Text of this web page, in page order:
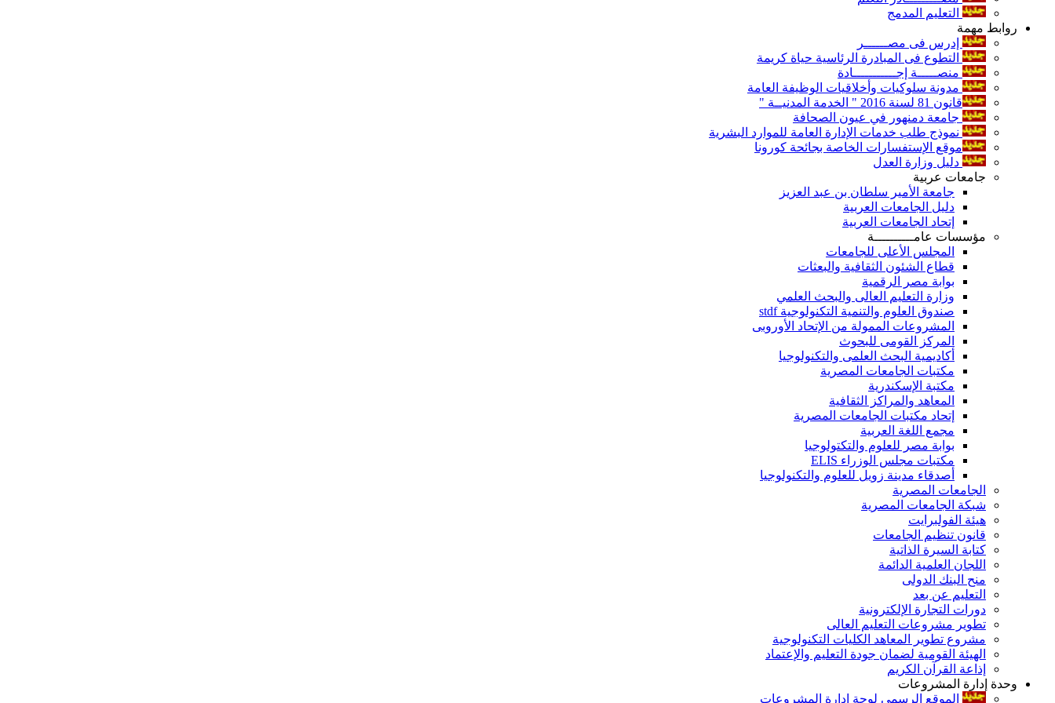
التعليم المدمج
روابط مهمة
إدرس فى مصــــــر
التطوع فى المبادرة الرئاسية حياة كريمة
منصـــــة إجـــــــــــادة
مدونة سلوكيات وأخلاقيات الوظيفة العامة
قانون 81 لسنة 2016 " الخدمة المدنيــة "
جامعة دمنهور في عيون الصحافة
نموذج طلب خدمات الإدارة العامة للموارد البشرية
موقع الإستفسارات الخاصة بجائحة كورونا
دليل وزارة العدل
جامعات عربية
جامعة الأمير سلطان بن عبد العزيز
دليل الجامعات العربية
إتحاد الجامعات العربية
مؤسسات عامــــــــــة
المجلس الأعلى للجامعات
قطاع الشئون الثقافية والبعثات
بوابة مصر الرقمية
وزارة التعليم العالى والبحث العلمي
صندوق العلوم والتنمية التكنولوجية stdf
المشروعات الممولة من الإتحاد الأوروبى
المركز القومى للبحوث
أكاديمية البحث العلمى والتكنولوجيا
مكتبات الجامعات المصرية
مكتبة الإسكندرية
المعاهد والمراكز الثقافية
إتحاد مكتبات الجامعات المصرية
مجمع اللغة العربية
بوابة مصر للعلوم والتكتولوجيا
مكتبات مجلس الوزراء ELIS
أصدقاء مدينة زويل للعلوم والتكنولوجيا
الجامعات المصرية
شبكة الجامعات المصرية
هيئة الفولبرايت
قانون تنظيم الجامعات
كتابة السيرة الذاتية
اللجان العلمية الدائمة
منح البنك الدولى
التعليم عن بعد
دورات التجارة الإلكترونية
تطوير مشروعات التعليم العالى
مشروع تطوير المعاهد الكليات التكنولوجية
الهيئة القومية لضمان جودة التعليم والإعتماد
إذاعة القرآن الكريم
وحدة إدارة المشروعات
الموقع الرسمى لوحة إدارة المشروعات